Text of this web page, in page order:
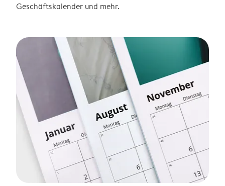
Geschäftskalender und mehr.